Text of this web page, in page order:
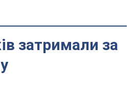
затримали за